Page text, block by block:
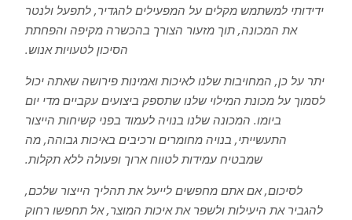
ידידותי למשתמש מקלים על המפעילים להגדיר, לתפעל ולנטר
את המכונה, תוך מזעור הצורך בהכשרה מקיפה והפחתת
הסיכון לטעויות אנוש.
יתר על כן, המחויבות שלנו לאיכות ואמינות פירושה שאתה יכול
לסמוך על מכונת המילוי שלנו שתספק ביצועים עקביים מדי יום
ביומו. המכונה שלנו בנויה לעמוד בפני קשיחות הייצור
התעשייתי, בנויה מחומרים ורכיבים באיכות גבוהה, מה
שמבטיח עמידות לטווח ארוך ופעולה ללא תקלות.
לסיכום, אם אתם מחפשים לייעל את תהליך הייצור שלכם,
להגביר את היעילות ולשפר את איכות המוצר, אל תחפשו רחוק